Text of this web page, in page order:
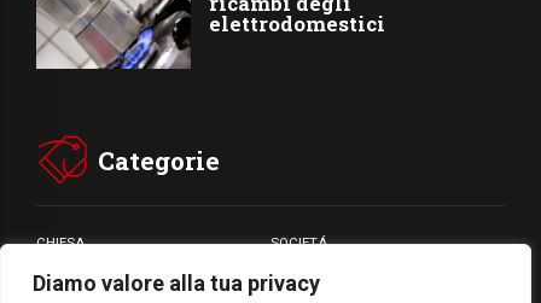
Diamo valore alla tua privacy
elettrodomestici
Categorie
CHIESA SOCIETÁ
CARITÁ GIUBILEO